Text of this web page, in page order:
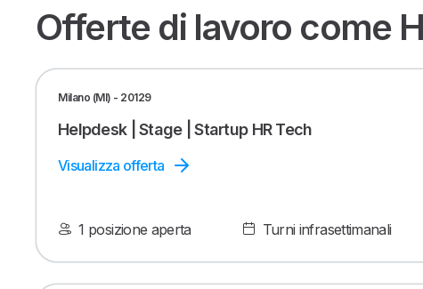
Offerte di lavoro come
Milano (MI) - 20129
Helpdesk | Stage | Startup HR Tech
Visualizza offerta
1 posizione aperta Turni infrasettimanali